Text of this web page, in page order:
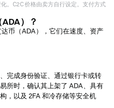
。C2C 价格由卖方自行设定。支付方式
）？
币（ADA），它们在速度、资产
完成身份验证、通过银行卡或转
所时，确认其上架了 ADA、具有
，以及 2FA 和冷存储等安全机